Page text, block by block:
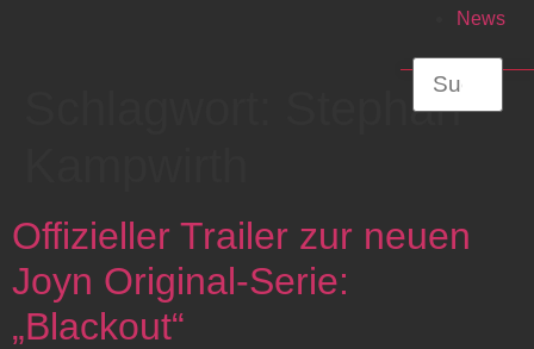
News
Stephan
Offizieller Trailer zur neuen
Joyn Original-Serie:
„Blackout“